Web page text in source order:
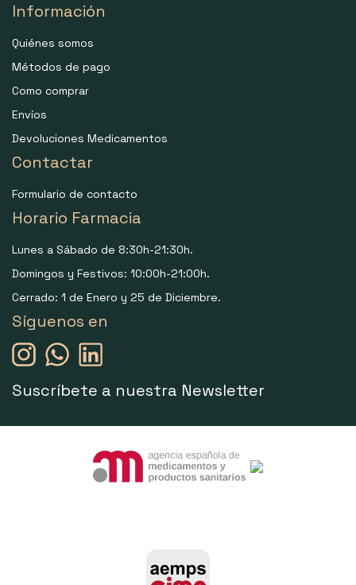
Información
Quiénes somos
Métodos de pago
Como comprar
Envíos
Devoluciones Medicamentos
Contactar
Formulario de contacto
Horario Farmacia
Lunes a Sábado de 8:30h-21:30h.
Domingos y Festivos: 10:00h-21:00h.
Cerrado: 1 de Enero y 25 de Diciembre.
Síguenos en
Suscríbete a nuestra Newsletter